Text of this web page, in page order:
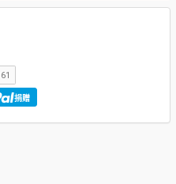
捐赠